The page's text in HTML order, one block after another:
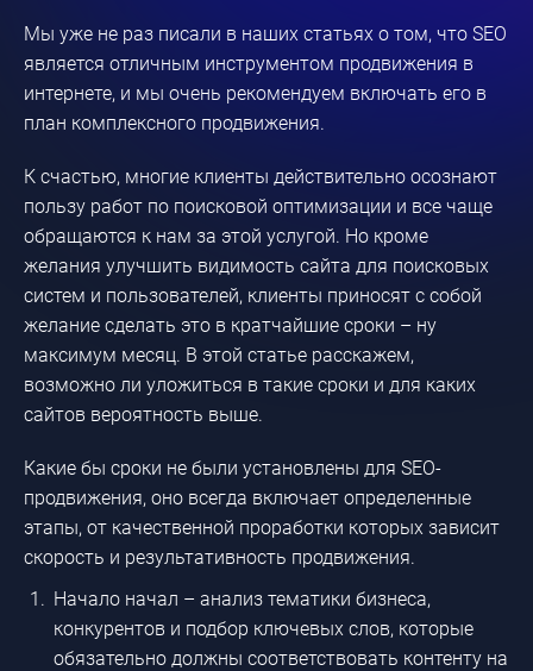
Мы уже не раз писали в наших статьях о том, что SEO
является отличным инструментом продвижения в
интернете, и мы очень рекомендуем включать его в
план комплексного продвижения.
К счастью, многие клиенты действительно осознают
пользу работ по поисковой оптимизации и все чаще
обращаются к нам за этой услугой. Но кроме
желания улучшить видимость сайта для поисковых
систем и пользователей, клиенты приносят с собой
желание сделать это в кратчайшие сроки – ну
максимум месяц. В этой статье расскажем,
возможно ли уложиться в такие сроки и для каких
сайтов вероятность выше.
Какие бы сроки не были установлены для SEO-
продвижения, оно всегда включает определенные
этапы, от качественной проработки которых зависит
скорость и результативность продвижения.
Начало начал – анализ тематики бизнеса,
конкурентов и подбор ключевых слов, которые
обязательно должны соответствовать контенту на